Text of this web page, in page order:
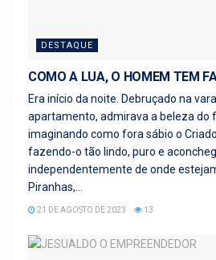
DESTAQUE
COMO A LUA, O HOMEM TEM
Era início da noite. Debruçado na
apartamento, admirava a beleza do
imaginando como fora sábio o
fazendo-o tão lindo, puro e
independentemente de onde
Piranhas,...
21 DE AGOSTO DE 2023 13